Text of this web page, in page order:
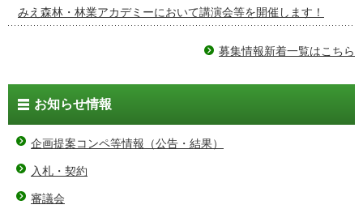
みえ森林・林業アカデミーにおいて講演会等を開催します！
募集情報新着一覧はこちら
お知らせ情報
企画提案コンペ等情報（公告・結果）
入札・契約
審議会